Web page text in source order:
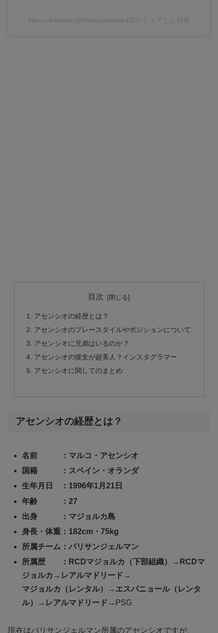
Marco Asensio(@marcoasensio10)がシェアした投稿
目次
アセンシオの経歴とは？
アセンシオのプレースタイルやポジションについて
アセンシオに兄弟はいるのか？
アセンシオの彼女が超美人？インスタグラマー
アセンシオに関してのまとめ
アセンシオの経歴とは？
名前 ：マルコ・アセンシオ
国籍 ：スペイン・オランダ
生年月日 ：1996年1月21日
年齢 ：27
出身 ：マジョルカ島
身長・体重：182cm・75kg
所属チーム：パリサンジェルマン
所属歴 ：RCDマジョルカ（下部組織）→RCDマ
ジョルカ→レアルマドリード →
マジョルカ（レンタル）→エスパニョール（レンタ
ル）→レアルマドリード →PSG
現在はパリサンジェルマン所属のアセンシオですが、